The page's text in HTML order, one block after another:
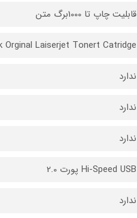
قابلیت چاپ تا 1000برگ متن
Orginal Laiserjet Tonert Catridge
ندارد
ندارد
ندارد
Hi-Speed USB پورت 2.0
ندارد